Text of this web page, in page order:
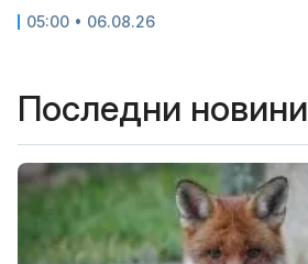
05:00 • 06.08.26
Последни новини